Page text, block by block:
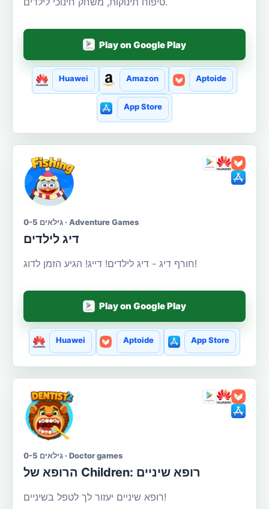
Play on Google Play
Huawei Amazon Aptoide
App Store
גילאים 0-5 · Adventure Games
דיג לילדים
חורף דיג - דיג לילדים! דייג! הגיע הזמן לדוג!
Play on Google Play
Huawei Aptoide App Store
גילאים 0-5 · Doctor games
הרופא של Сhildren: רופא שיניים
רופא שיניים יעזור לך לטפל בשיניים!